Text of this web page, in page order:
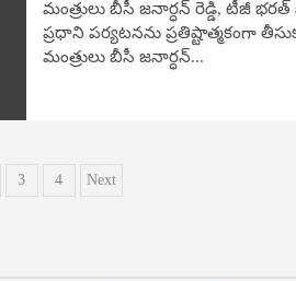
మంత్రులు బీసీ జనార్ధన్ రెడ్డి, టీజీ
ప్రధాని పర్యటనను ప్రతిష్టాత్మకంగా
మంత్రులు బీసీ జనార్ధన్...
3 4 Next